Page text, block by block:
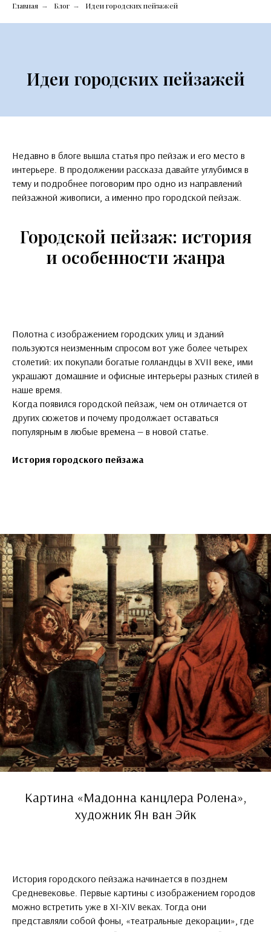
Главная → Блог → Идеи городских пейзажей
Идеи городских пейзажей
Недавно в блоге вышла статья про пейзаж и его место в
интерьере. В продолжении рассказа давайте углубимся в
тему и подробнее поговорим про одно из направлений
пейзажной живописи, а именно про городской пейзаж.
Городской пейзаж: история
и особенности жанра
Полотна с изображением городских улиц и зданий
пользуются неизменным спросом вот уже более четырех
столетий: их покупали богатые голландцы в XVII веке, ими
украшают домашние и офисные интерьеры разных стилей в
наше время.
Когда появился городской пейзаж, чем он отличается от
других сюжетов и почему продолжает оставаться
популярным в любые времена — в новой статье.
История городского пейзажа
Картина «Мадонна канцлера Ролена»,
художник Ян ван Эйк
История городского пейзажа начинается в позднем
Средневековье. Первые картины с изображением городов
можно встретить уже в XI-XIV веках. Тогда они
представляли собой фоны, «театральные декорации», где